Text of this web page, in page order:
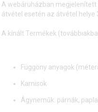
A webáruházban
átvétel esetén az átvétel helye
A kínált Termékek
Függöny anyagok
Karnisok
Ágyneműk: párnák,